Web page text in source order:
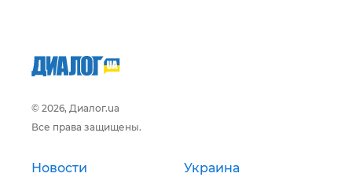
© 2026, Диалог.ua
Все права защищены.
Новости Украина